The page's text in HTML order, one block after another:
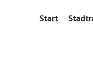
Start